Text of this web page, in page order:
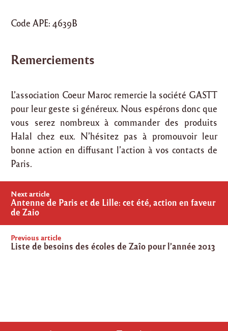
Code APE: 4639B
Remerciements
L’association Coeur Maroc remercie la société GASTT
pour leur geste si généreux. Nous espérons donc que
vous serez nombreux à commander des produits
Halal chez eux. N’hésitez pas à promouvoir leur
bonne action en diffusant l’action à vos contacts de
Paris.
Post
navigation
Previous article
Liste de besoins des écoles de Zaîo pour l’année 2013
Next article
Antenne de Paris et de Lille: cet été, action en faveur
de Zaio